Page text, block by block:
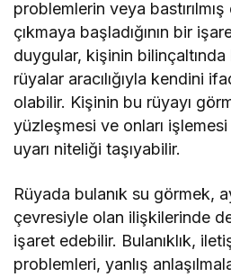
problemlerin veya
çıkmaya başladığının bir
duygular, kişinin
rüyalar aracılığıyla kendini
olabilir. Kişinin bu rüyayı
yüzleşmesi ve onları
uyarı niteliği taşıyabilir.
Rüyada bulanık su görmek,
çevresiyle olan ilişkilerinde
işaret edebilir. Bulanıklık,
problemleri, yanlış